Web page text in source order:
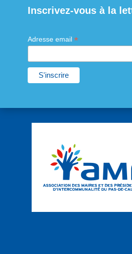
Inscrivez-vous à la
Adresse email *